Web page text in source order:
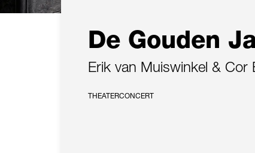
De Gouden
Erik van Muiswinkel & Cor
THEATERCONCERT